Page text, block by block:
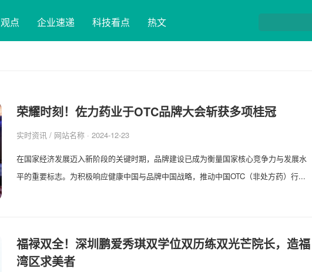
观点 企业速递 科技看点 热文
荣耀时刻！佐力药业于OTC品牌大会斩获多项桂冠
实时资讯 / 网站名称 · 2024-12-23
在国家经济发展迈入新阶段的关键时期，品牌建设已成为衡量国家核心竞争力与发展水
平的重要标志。为积极响应健康中国与品牌中国战略，推动中国OTC（非处方药）行...
福禄双全！深圳鹏爱秀琪双学位双历练双光芒院长，造福
湾区求美者